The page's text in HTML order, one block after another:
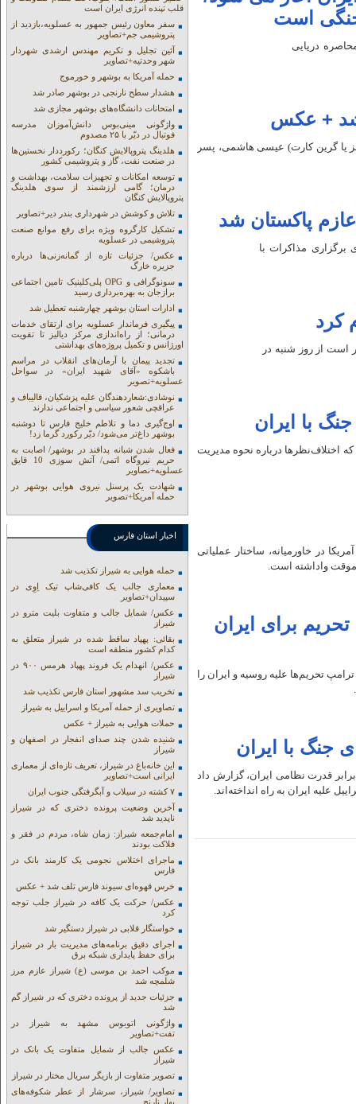
جنگی است
دریایی
شد + عکس
یا گرین کارت) عیسی هاشمی، پسر
عازم پاکستان شد
مذاکرات با
کرد
است از روز شنبه در
با ایران
اختلاف‌نظرها درباره نحوه مدیریت
در خاورمیانه، ساختار عملیاتی
موقت واداشته است.
برای ایران
تحریم‌ها علیه روسیه و ایران را
جنگ با ایران
قدرت نظامی ایران، گزارش داد
علیه ایران به راه انداخته‌اند.
قلب تپنده انرژی ایران است
سفر معاون رئیس جمهور به عسلویه،بازدید از
پتروشیمی جم+تصاویر
آئین تجلیل و تکریم مهندس ارشدی شهردار
شهر وحدتیه+تصاویر
حمله آمریکا به بوشهر و خورموج
هشدار سطح نارنجی در بوشهر صادر شد
امتحانات دانشگاه‌های بوشهر مجازی شد
واژگونی مینی‌بوس دانش‌آموزان مدرسه
فوتبال در دیّر با ۲۵ مصدوم
هلدینگ پتروپالایش کنگان؛ رکورددار نخستین‌ها
در صنعت نفت، گاز و پتروشیمی کشور
توسعه امکانات و تجهیزات سلامت، بهداشت و
درمان؛ گامی ارزشمند از سوی هلدینگ
پتروپالایش کنگان
تلاش و کوشش در شهرداری بندر دیر+تصاویر
تشکیل کارگروه ویژه برای رفع موانع صنعت
پتروشیمی در عسلویه
عکس/ جزئیات تازه از گمانه‌زنی‌ها درباره
جزیره خارگ
سونوگرافی و OPG پلی‌کلینیک تامین اجتماعی
برازجان به بهره‌برداری رسید
ادارات استان بوشهر چهارشنبه تعطیل شد
پیگیری فرماندار عسلویه برای ارتقای خدمات
درمانی؛ از راه‌اندازی مرکز دیالیز تا تقویت
اورژانس و تکمیل پروژه‌های بهداشتی
تجدید پیمان با آرمان‌های انقلاب در مراسم
باشکوه «آقای شهید ایران» در سواحل
عسلویه+تصویر
نوشادی:شعاردهندگان علیه پزشکیان، قالیباف و
عراقچی شعور سیاسی و اجتماعی ندارند
اوج‌گیری دما و تلاطم خلیج فارس تا دوشنبه
بوشهر داغ‌تر می‌شود/ دیّر رکورد گرما زد!
فعال شدن شبانه پدافند در بوشهر/ اصابت به
حریم نیروگاه اتمی/ آتش سوزی 10 قایق
عسلویه+نصاویر
شهادت یک پرسنل نیروی هوایی بوشهر در
حمله آمریکا+تصویر
اخبار استان فارس
حمله هوایی به شیراز تکذیب شد
معماری جالب یک کافی‌شاپ تیک اِوِی در
سپیدان+تصاویر
عکس/ شمایل جالب و متفاوت بلیت مترو در
شیراز
بقائی: پهپاد ساقط شده در شیراز متعلق به
کدام کشور منطقه است
عکس/ انهدام یک فروند پهپاد هرمس ۹۰۰ در
شیراز
تخریب سد مشهور استان فارس تکذیب شد
تصاویری از حمله آمریکا و اسراییل به شیراز
حملات هوایی به شیراز + عکس
شنیده شدن چند صدای انفجار در اصفهان و
شیراز
این خانه‌باغ در شیراز، تعریف تازه‌ای از معماری
ایرانی است+تصاویر
۷ کشته در سیلاب و آبگرفتگی جنوب ایران
آخرین وضعیت پرونده دختری که در شیراز
ناپدید شد
امام‌جمعه شیراز: زمان شاه، مردم در فقر و
فلاکت بودند
ماجرای اختلاس نجومی یک کارمند بانک در
فارس
خرس قهوه‌ای سیوند فارس تلف شد + عکس
عکس/ حرکت یک کافه در شیراز جلب توجه
کرد
خواستگار قلابی در شیراز دستگیر شد
اجرای دقیق برنامه‌های مدیریت بار در شیراز
برای حفظ پایداری شبکه برق
موکب احمد بن موسی (ع) شیراز عازم مرز
شلمچه شد
جزئیات جدید از پرونده دختری که در شیراز گم
شد
واژگونی اتوبوس مشهد به شیراز در
تفت+تصاویر
عکس جالب از شمایل متفاوت یک بانک در
شیراز
تصویر متفاوت از بازیگر سریال مختار در شیراز
تصاویر/ شیراز، سرشار از عطر شکوفه‌های
بهار نارنج